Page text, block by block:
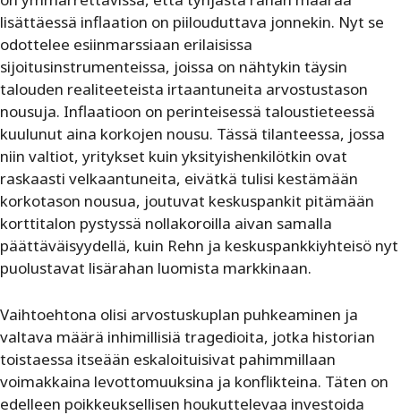
lisättäessä inflaation on piilouduttava jonnekin. Nyt se
odottelee esiinmarssiaan erilaisissa
sijoitusinstrumenteissa, joissa on nähtykin täysin
talouden realiteeteista irtaantuneita arvostustason
nousuja. Inflaatioon on perinteisessä taloustieteessä
kuulunut aina korkojen nousu. Tässä tilanteessa, jossa
niin valtiot, yritykset kuin yksityishenkilötkin ovat
raskaasti velkaantuneita, eivätkä tulisi kestämään
korkotason nousua, joutuvat keskuspankit pitämään
korttitalon pystyssä nollakoroilla aivan samalla
päättäväisyydellä, kuin Rehn ja keskuspankkiyhteisö nyt
puolustavat lisärahan luomista markkinaan.
Vaihtoehtona olisi arvostuskuplan puhkeaminen ja
valtava määrä inhimillisiä tragedioita, jotka historian
toistaessa itseään eskaloituisivat pahimmillaan
voimakkaina levottomuuksina ja konflikteina. Täten on
edelleen poikkeuksellisen houkuttelevaa investoida